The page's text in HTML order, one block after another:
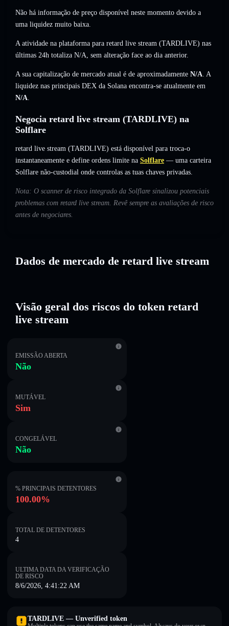
Não há informação de preço disponível neste momento devido a
uma liquidez muito baixa.
A atividade na plataforma para retard live stream (TARDLIVE) nas
últimas 24h totaliza N/A, sem alteração face ao dia anterior.
A sua capitalização de mercado atual é de aproximadamente N/A. A
liquidez nas principais DEX da Solana encontra-se atualmente em
N/A.
Negocia retard live stream (TARDLIVE) na
Solflare
retard live stream (TARDLIVE) está disponível para troca-o
instantaneamente e define ordens limite na Solflare — uma carteira
Solflare não-custodial onde controlas as tuas chaves privadas.
Nota: O scanner de risco integrado da Solflare sinalizou potenciais
problemas com retard live stream. Revê sempre as avaliações de risco
antes de negociares.
Dados de mercado de retard live stream
Visão geral dos riscos do token retard
live stream
EMISSÃO ABERTA
Não
MUTÁVEL
Sim
CONGELÁVEL
Não
% PRINCIPAIS DETENTORES
100.00%
TOTAL DE DETENTORES
4
ULTIMA DATA DA VERIFICAÇÃO
DE RISCO
8/6/2026, 4:41:22 AM
TARDLIVE — Unverified token